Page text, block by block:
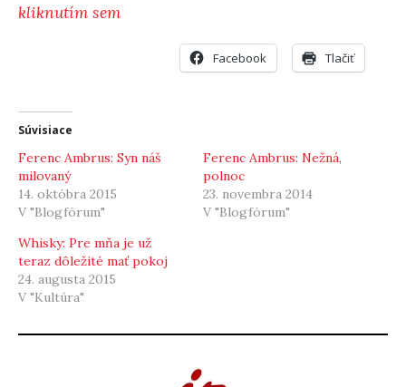
kliknutím sem
Facebook Tlačiť
Súvisiace
Ferenc Ambrus: Syn náš
milovaný
14. októbra 2015
V "Blogfórum"
Ferenc Ambrus: Nežná,
polnoc
23. novembra 2014
V "Blogfórum"
Whisky: Pre mňa je už
teraz dôležité mať pokoj
24. augusta 2015
V "Kultúra"